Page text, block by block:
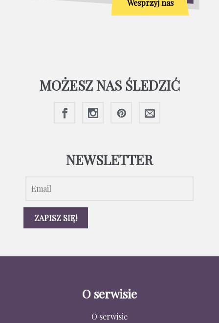
Wesprzyj nas
MOŻESZ NAS ŚLEDZIĆ
NEWSLETTER
O serwisie
O serwisie